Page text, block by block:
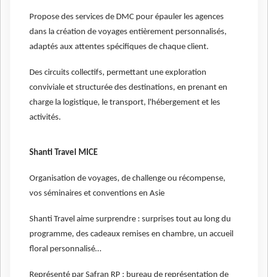
Propose des services de DMC pour épauler les agences
dans la création de voyages entièrement personnalisés,
adaptés aux attentes spécifiques de chaque client.
Des circuits collectifs, permettant une exploration
conviviale et structurée des destinations, en prenant en
charge la logistique, le transport, l'hébergement et les
activités.
Shanti Travel MICE
Organisation de voyages, de challenge ou récompense,
vos séminaires et conventions en Asie
Shanti Travel aime surprendre : surprises tout au long du
programme, des cadeaux remises en chambre, un accueil
floral personnalisé…
Représenté par Safran RP : bureau de représentation de